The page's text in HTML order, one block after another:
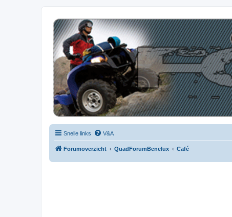
| QFB |
Hét quadforum van de Benelux
Snelle links V&A
Forumoverzicht QuadForumBenelux Café